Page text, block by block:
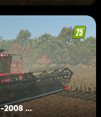
Case IH Axial Flow US 1998-2008 Series